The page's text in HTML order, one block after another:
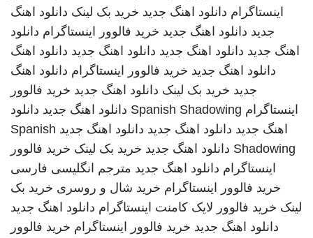
اینستاگرام دانلود اهنگ جدید خرید بک لینک دانلود اهنگ
جدید دانلود اهنگ جدید خرید فالوور اینستاگرام دانلود
اهنگ جدید دانلود اهنگ جدید دانلود اهنگ جدید دانلود اهنگ
دانلود اهنگ جدید خرید فالوور اینستاگرام دانلود اهنگ
جدید خرید بک لینک دانلود اهنگ جدید خرید فالوور
اینستاگرام Spanish Shadowing دانلود اهنگ جدید دانلود
اهنگ جدید دانلود اهنگ جدید دانلود اهنگ جدید Spanish
Shadowing دانلود اهنگ جدید خرید بک لینک خرید فالوور
اینستاگرام دانلود اهنگ جدید مترجم انگلیسی فارسی
خرید فالوور اینستاگرام خرید شال و روسری خرید بک
لینک خرید فالوور لایک کامنت اینستاگرام دانلود اهنگ جدید
دانلود اهنگ جدید خرید فالوور اینستاگرام خرید فالوور